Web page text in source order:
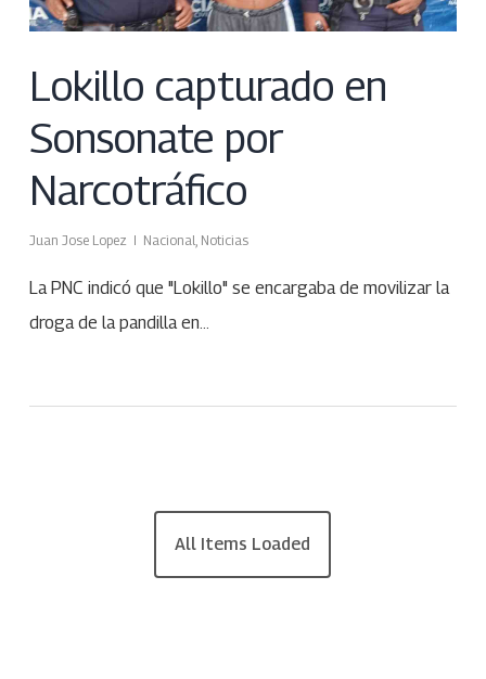
Lokillo capturado en
Sonsonate por
Narcotráfico
Juan Jose Lopez Nacional, Noticias
La PNC indicó que "Lokillo" se encargaba de movilizar la
droga de la pandilla en…